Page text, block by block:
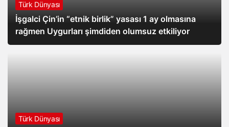
Türk Dünyası
İşgalci Çin’in “etnik birlik” yasası 1 ay olmasına
rağmen Uygurları şimdiden olumsuz etkiliyor
Türk Dünyası